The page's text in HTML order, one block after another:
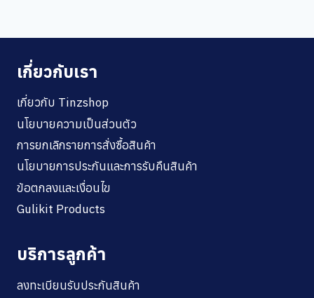
เกี่ยวกับเรา
เกี่ยวกับ Tinzshop
นโยบายความเป็นส่วนตัว
การยกเลิกรายการสั่งซื้อสินค้า
นโยบายการประกันและการรับคืนสินค้า
ข้อตกลงและเงื่อนไข
Gulikit Products
บริการลูกค้า
ลงทะเบียนรับประกันสินค้า